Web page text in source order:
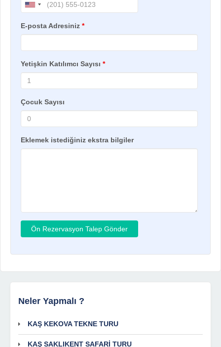
E-posta Adresiniz *
Yetişkin Katılımcı Sayısı *
Çocuk Sayısı
Eklemek istediğiniz ekstra bilgiler
Neler Yapmalı ?
KAŞ KEKOVA TEKNE TURU
KAŞ SAKLIKENT SAFARİ TURU